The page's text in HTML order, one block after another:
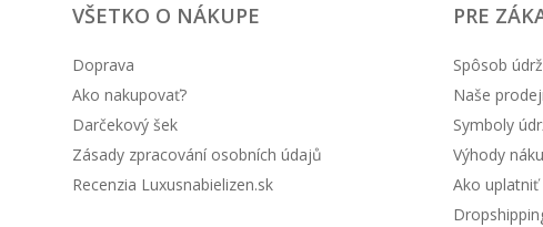
VŠETKO O NÁKUPE
Doprava
Ako nakupovať?
Darčekový šek
Zásady zpracování osobních údajů
Recenzia Luxusnabielizen.sk
PRE
Spôsob
Naše
Symboly
Výhody
Ako uplatniť